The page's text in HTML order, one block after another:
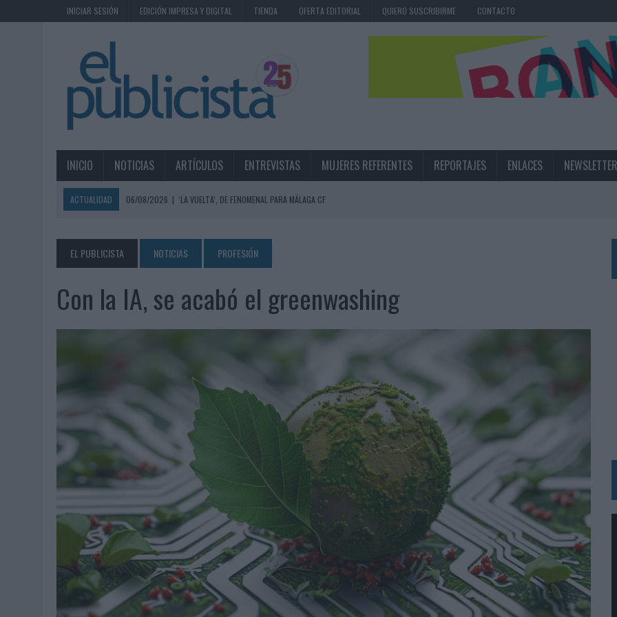
INICIAR SESIÓN EDICIÓN IMPRESA Y DIGITAL TIENDA OFERTA EDITORIAL QUIERO SUSCRIBIRME CONTACTO
INICIO NOTICIAS ARTÍCULOS ENTREVISTAS MUJERES REFERENTES REPORTAJES ENLACES NEWSLETTER
ACTUALIDAD 06/08/2026 | ‘LA VUELTA’, DE FENOMENAL PARA MÁLAGA CF
EL MERCADO PUBLICITARIO CAE UN 2,6% EN 2025, AUNQUE LOS MEDIOS CONTROLADOS MANTIENEN EL CRECIMIENTO
06/08/2026 | LA TELEVISIÓN SIGUE LIDERANDO EL CONSUMO DE MEDIOS EN VERANO Y SUPERA AL MÓVIL COMO DISPOSITIVO MÁS UTILIZADO
06/08/2026
EL USO DE LA IA GENERATIVA ALCANZA YA AL 62% DE LOS ESPAÑOLES
06/08/2026
SYSTEM1 NOMBRA A KIMBERLY BASTONI COMO NUEVA DIRECTORA COMERCIAL GLOBAL
BEON WORLDWIDE LANZA RAÍZ URBANA PARA TRANSFORMAR EL PATRIMONIO HISTÓRICO EN ACTIVOS CULTURALES Y ECONÓMICOS
FABRA COMUNICACIÓN INCORPORA A CASONÁ Y ASUME LA GESTIÓN DE SUS RELACIONES CON LOS MEDIOS
05/08/2026 |
LOPESAN HOTELS & RESORTS ACERCA EL PARAÍSO CANARIO EN SU ÚLTIMA CAMPAÑA INTERNACIONAL
LUIS ARQUILLOS (BURGO DE ARIAS): “LA CONSTRUCCIÓN DE MARCA A LARGO PLAZO Y LA MEDICIÓN SON DOS CARAS DE LA MISMA
MONEDA”
‘EL PARAÍSO MÁS CERCA’, DE 22GRADOS PARA LOPESAN HOTELS & RESORTS
04/08/2026 | ‘LA ÚNICA CERVEZA DEL MUNDO QUE SE DISFRUTA DOS VECES’, DE INUSUALY PARA CERVEZA CAPAZ
04/08/2026
‘EL FÚTBOL SIN LAS PERSONAS’, DE DENTSU CREATIVE PARA ORANGE
04/08/2026
CAPAZ, LA CERVEZA QUE CONVIERTE CADA BOTELLA EN UNA OPORTUNIDAD DE INCLUSIÓN
04/08/2026 | BABARIA Y MAXIBON SON ‘EL MATCH PERFECTO DEL VERANO’
04/08/2026 |
AUDIBLE REIVINDICA EL PODER TRANSFORMADOR DEL AUDIO EN SU NUEVA CAMPAÑA GLOBAL DE MARCA
EL PUBLICISTA NOTICIAS PROFESIÓN
Con la IA, se acabó el greenwashing